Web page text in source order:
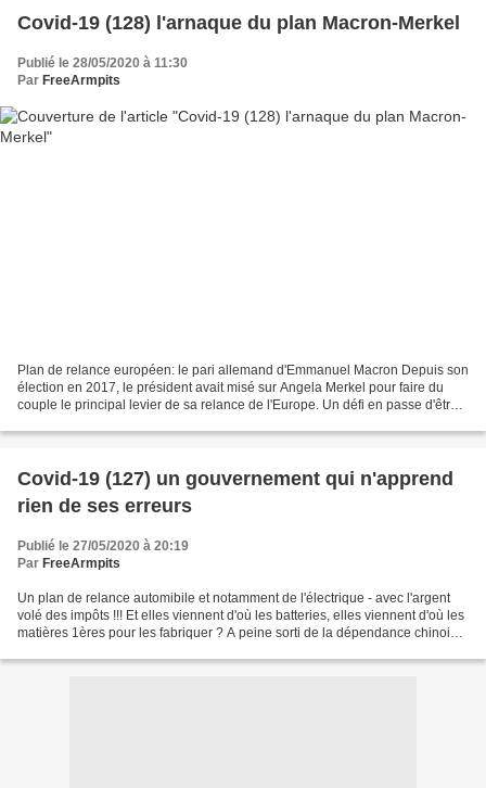
Covid-19 (128) l'arnaque du plan Macron-Merkel
Publié le 28/05/2020 à 11:30
Par FreeArmpits
Plan de relance européen: le pari allemand d'Emmanuel Macron Depuis son
élection en 2017, le président avait misé sur Angela Merkel pour faire du
couple le principal levier de sa relance de l'Europe. Un défi en passe d'être
Covid-19 (127) un gouvernement qui n'apprend
rien de ses erreurs
Publié le 27/05/2020 à 20:19
Par FreeArmpits
Un plan de relance automibile et notamment de l'électrique - avec l'argent
volé des impôts !!! Et elles viennent d'où les batteries, elles viennent d'où les
matières 1ères pour les fabriquer ? A peine sorti de la dépendance chinoise